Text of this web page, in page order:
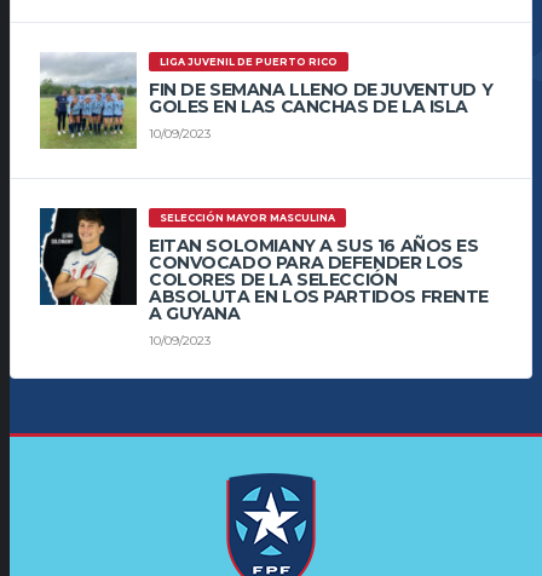
LIGA JUVENIL DE PUERTO RICO
FIN DE SEMANA LLENO DE JUVENTUD Y
GOLES EN LAS CANCHAS DE LA ISLA
10/09/2023
SELECCIÓN MAYOR MASCULINA
EITAN SOLOMIANY A SUS 16 AÑOS ES
CONVOCADO PARA DEFENDER LOS
COLORES DE LA SELECCIÓN
ABSOLUTA EN LOS PARTIDOS FRENTE
A GUYANA
10/09/2023